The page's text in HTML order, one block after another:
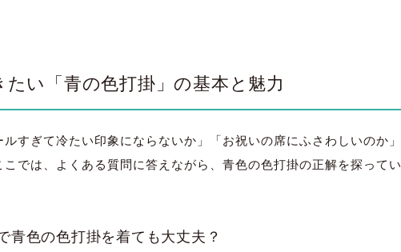
い「青の色打掛」の基本と魅力
すぎて冷たい印象にならないか」「お祝いの席にふさわしいのか」
では、よくある質問に答えながら、青色の色打掛の正解を探ってい
青色の色打掛を着ても大丈夫？